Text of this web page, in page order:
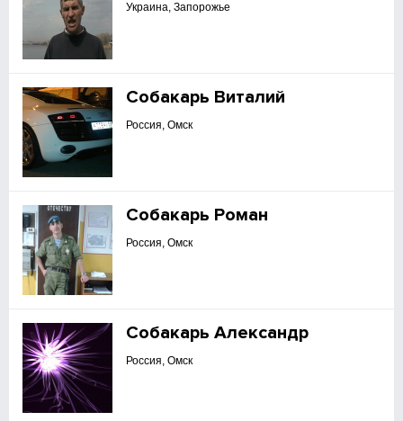
Украина, Запорожье
Собакарь Виталий
Россия, Омск
Собакарь Роман
Россия, Омск
Собакарь Александр
Россия, Омск